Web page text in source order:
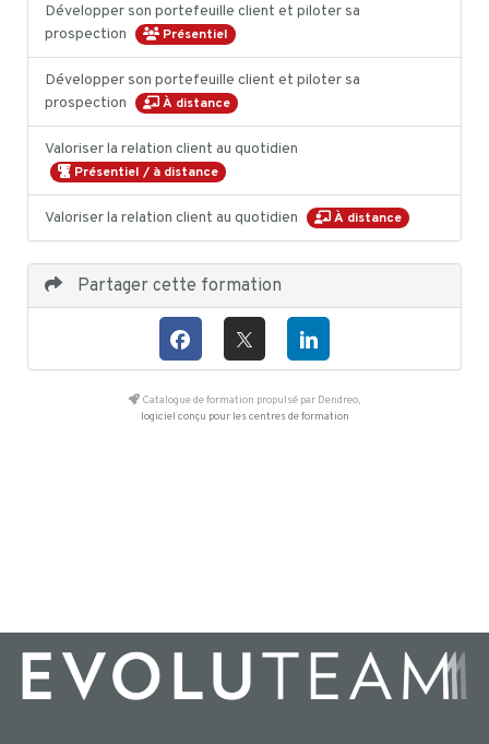
Développer son portefeuille client et piloter sa
prospection
Présentiel
Développer son portefeuille client et piloter sa
prospection
À distance
Valoriser la relation client au quotidien
Présentiel / à distance
Valoriser la relation client au quotidien À distance
Partager cette formation
Catalogue de formation propulsé par Dendreo,
logiciel conçu pour les centres de formation